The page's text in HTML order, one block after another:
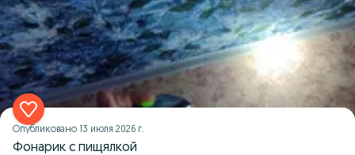
Опубликовано 13 июля 2026 г.
Фонарик с пищялкой